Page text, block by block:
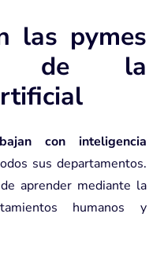
las pymes
de la
con inteligencia
sus departamentos.
aprender mediante la
humanos y